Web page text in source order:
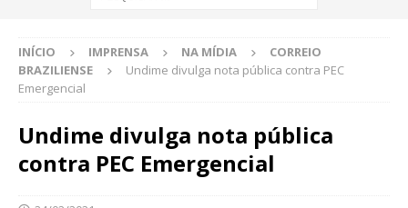
INÍCIO IMPRENSA NA MÍDIA
CORREIO
BRAZILIENSE
Undime divulga nota pública contra PEC
Emergencial
Undime divulga nota pública
contra PEC Emergencial